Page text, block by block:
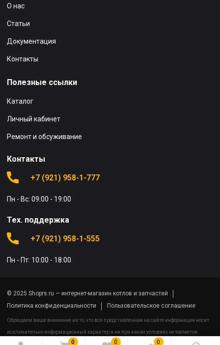
0 0 0
О нас
Статьи
Документация
Контакты
Полезные ссылки
Каталог
Личный кабинет
Ремонт и обсуживание
Контакты
+7 (921) 958-1-777
Пн - Вс: 09:00 - 19:00
Тех. поддержка
+7 (921) 958-1-555
Пн - Пт: 10:00 - 18:00
© 2025 Shoprs.ru — интернет-магазин котлов и запчастей
Политика конфиденциальности
Пользовательское соглашение
Обращаем ваше внимание на то, что вся представленная на сайте информация носит
исключительно информационный характер и ни при каких условиях не является
публичной офертой определяемой положениями Статьи 437(2) Гражданского кодекса